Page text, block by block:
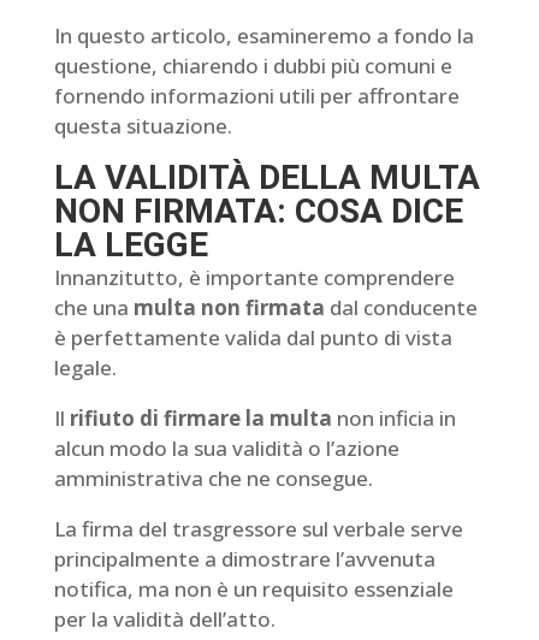
In questo articolo, esamineremo a fondo la
questione, chiarendo i dubbi più comuni e
fornendo informazioni utili per affrontare
questa situazione.
LA VALIDITÀ DELLA MULTA
NON FIRMATA: COSA DICE
LA LEGGE
Innanzitutto, è importante comprendere
che una multa non firmata dal conducente
è perfettamente valida dal punto di vista
legale.
Il rifiuto di firmare la multa non inficia in
alcun modo la sua validità o l’azione
amministrativa che ne consegue.
La firma del trasgressore sul verbale serve
principalmente a dimostrare l’avvenuta
notifica, ma non è un requisito essenziale
per la validità dell’atto.